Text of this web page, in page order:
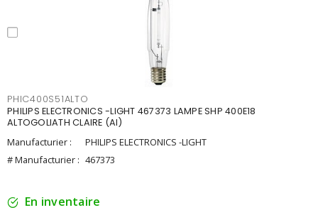
PHIC400S51ALTO
PHILIPS ELECTRONICS -LIGHT 467373 LAMPE SHP 400E18
ALTOGOLIATH CLAIRE (AI)
Manufacturier :
PHILIPS ELECTRONICS -LIGHT
# Manufacturier : 467373
En inventaire